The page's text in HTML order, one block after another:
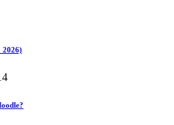
2026)